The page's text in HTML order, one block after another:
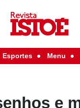
Esportes Menu
e